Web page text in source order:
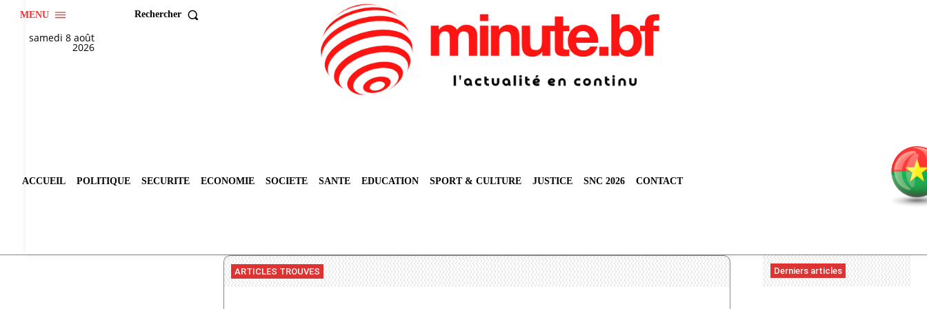
MENU Rechercher
samedi 8 août
2026
ACCUEIL POLITIQUE SECURITE ECONOMIE SOCIETE SANTE EDUCATION SPORT & CULTURE JUSTICE SNC 2026 CONTACT
ARTICLES TROUVES Derniers articles